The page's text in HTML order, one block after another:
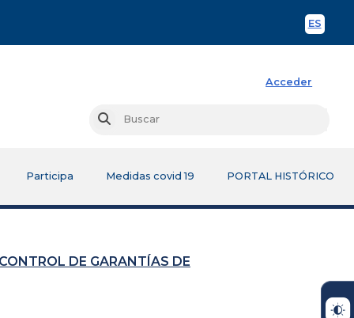
ES
Acceder
Buscar
Participa Medidas covid 19 PORTAL HISTÓRICO
DE GARANTÍAS DE